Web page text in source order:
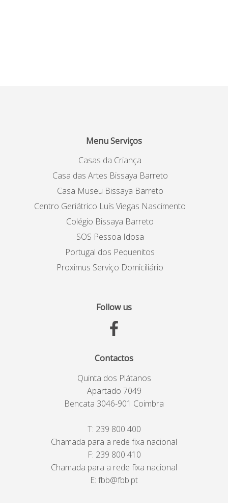
Menu Serviços
Casas da Criança
Casa das Artes Bissaya Barreto
Casa Museu Bissaya Barreto
Centro Geriátrico Luís Viegas Nascimento
Colégio Bissaya Barreto
SOS Pessoa Idosa
Portugal dos Pequenitos
Proximus Serviço Domiciliário
Follow us
Contactos
Quinta dos Plátanos
Apartado 7049
Bencata 3046-901 Coimbra
T: 239 800 400
Chamada para a rede fixa nacional
F: 239 800 410
Chamada para a rede fixa nacional
E: fbb@fbb.pt